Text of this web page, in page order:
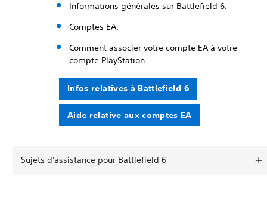
Informations générales sur Battlefield 6.
Comptes EA.
Comment associer votre compte EA à votre
compte PlayStation.
Infos relatives à Battlefield 6
Aide relative aux comptes EA
Sujets d'assistance pour Battlefield 6